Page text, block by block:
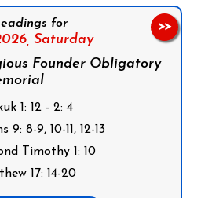
for
Saturday
Founder Obligatory
1: 12 - 2: 4
9: 8-9, 10-11, 12-13
Timothy 1: 10
17: 14-20
>>